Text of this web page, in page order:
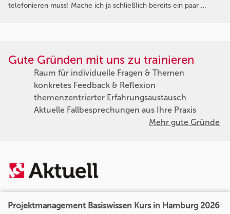
telefonieren muss! Mache ich ja schließlich bereits ein paar …
Gute Gründen mit uns zu trainieren
Raum für individuelle Fragen & Themen
konkretes Feedback & Reflexion
themenzentrierter Erfahrungsaustausch
Aktuelle Fallbesprechungen aus Ihre Praxis
Mehr gute Gründe
Projektmanagement Basiswissen Kurs in Hamburg 2026